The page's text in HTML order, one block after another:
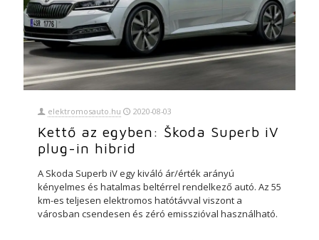
elektromosauto.hu 2020-08-03
Kettő az egyben: Škoda Superb iV
plug-in hibrid
A Skoda Superb iV egy kiváló ár/érték arányú
kényelmes és hatalmas beltérrel rendelkező autó. Az 55
km-es teljesen elektromos hatótávval viszont a
városban csendesen és zéró emisszióval használható.